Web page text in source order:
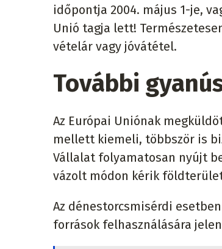
időpontja 2004. május 1-je,
Unió tagja lett!
vételár vagy jóvátétel.
További
Az Európai Uniónak
mellett kiemeli, többször is
Vállalat folyamatosan nyújt
vázolt módon kérik
Az dénestorcsmisérdi
források felhasználására